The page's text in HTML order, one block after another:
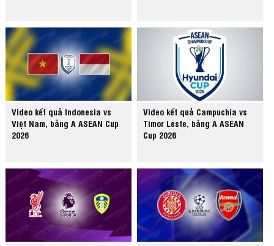
Video kết quả Indonesia vs
Việt Nam, bảng A ASEAN Cup
2026
Video kết quả Campuchia vs
Timor Leste, bảng A ASEAN
Cup 2026